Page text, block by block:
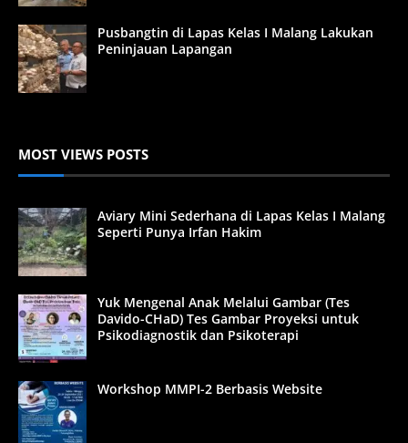
Pusbangtin di Lapas Kelas I Malang Lakukan
Peninjauan Lapangan
MOST VIEWS POSTS
Aviary Mini Sederhana di Lapas Kelas I Malang
Seperti Punya Irfan Hakim
Yuk Mengenal Anak Melalui Gambar (Tes
Davido-CHaD) Tes Gambar Proyeksi untuk
Psikodiagnostik dan Psikoterapi
Workshop MMPI-2 Berbasis Website